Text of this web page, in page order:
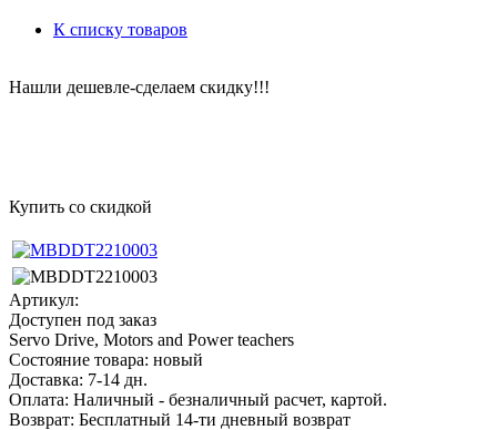
К списку товаров
Нашли дешевле-сделаем скидку!!!
Купить со скидкой
Артикул:
Доступен под заказ
Servo Drive, Motors and Power teachers
Состояние товара: новый
Доставка: 7-14 дн.
Оплата: Наличный - безналичный расчет, картой.
Возврат: Бесплатный 14-ти дневный возврат